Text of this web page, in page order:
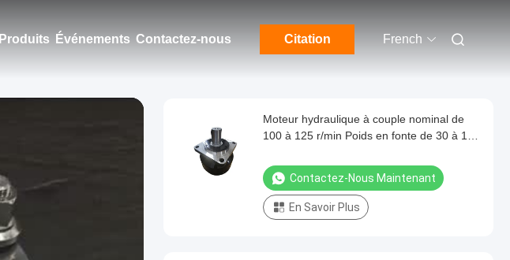
Produits Événements Contactez-nous Citation French
Moteur hydraulique à couple nominal de
100 à 125 r/min Poids en fonte de 30 à 110
Contactez-Nous Maintenant
En Savoir Plus